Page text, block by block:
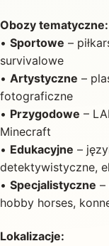
Obozy tematyczne:
• Sportowe –
survivalowe
• Artystyczne –
fotograficzne
• Przygodowe –
Minecraft
• Edukacyjne –
detektywistyczne,
• Specjalistyczne –
hobby horses,
Lokalizacje: